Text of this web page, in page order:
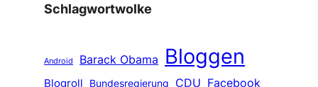
Schlagwortwolke
Android Barack Obama Bloggen
Blogroll Bundesregierung CDU Facebook